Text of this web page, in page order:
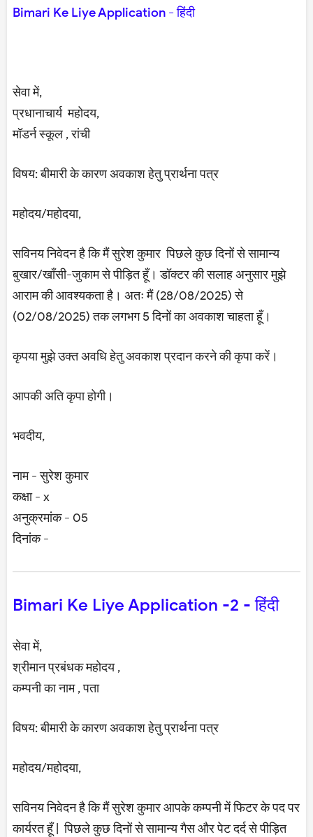
Bimari Ke Liye Application - हिंदी
सेवा में,
प्रधानाचार्य महोदय,
मॉडर्न स्कूल , रांची
विषय: बीमारी के कारण अवकाश हेतु प्रार्थना पत्र
महोदय/महोदया,
सविनय निवेदन है कि मैं सुरेश कुमार पिछले कुछ दिनों से सामान्य
बुखार/खाँसी-जुकाम से पीड़ित हूँ। डॉक्टर की सलाह अनुसार मुझे
आराम की आवश्यकता है। अतः मैं (28/08/2025) से
(02/08/2025) तक लगभग 5 दिनों का अवकाश चाहता हूँ।
कृपया मुझे उक्त अवधि हेतु अवकाश प्रदान करने की कृपा करें।
आपकी अति कृपा होगी।
भवदीय,
नाम - सुरेश कुमार
कक्षा - x
अनुक्रमांक - 05
दिनांक -
Bimari Ke Liye Application -2 - हिंदी
सेवा में,
श्रीमान प्रबंधक महोदय ,
कम्पनी का नाम , पता
विषय: बीमारी के कारण अवकाश हेतु प्रार्थना पत्र
महोदय/महोदया,
सविनय निवेदन है कि मैं सुरेश कुमार आपके कम्पनी में फिटर के पद पर
कार्यरत हूँ | पिछले कुछ दिनों से सामान्य गैस और पेट दर्द से पीड़ित